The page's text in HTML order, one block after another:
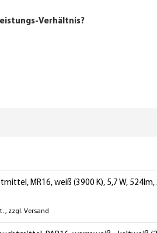
Verhältnis?
MR16, weiß (3900 K), 5,7 W, 524lm,
, zzgl. Versand